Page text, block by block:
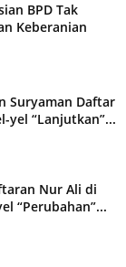
BPD Tak
Keberanian
Suryaman Daftar
yel “Lanjutkan”...
Nur Ali di
“Perubahan”...